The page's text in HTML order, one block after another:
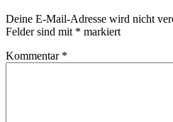
Deine E-Mail-Adresse wird nicht
Felder sind mit * markiert
Kommentar *